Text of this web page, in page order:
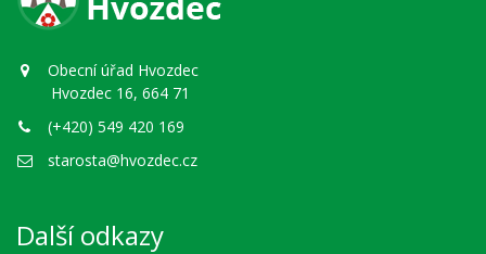
Obecní úřad Hvozdec
Hvozdec 16, 664 71
(+420) 549 420 169
starosta@hvozdec.cz
Další odkazy